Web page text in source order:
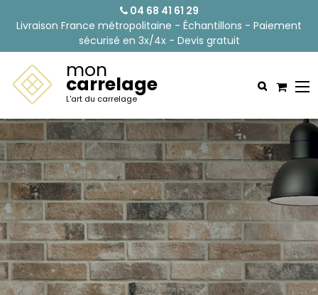
04 68 41 61 29
Livraison France métropolitaine - Échantillons - Paiement
sécurisé en 3x/4x - Devis gratuit
mon
carrelage
L'art du carrelage